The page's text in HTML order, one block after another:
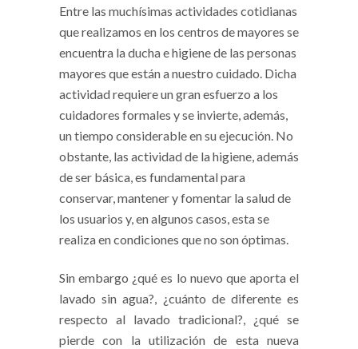
Entre las muchísimas actividades cotidianas
que realizamos en los centros de mayores se
encuentra la ducha e higiene de las personas
mayores que están a nuestro cuidado. Dicha
actividad requiere un gran esfuerzo a los
cuidadores formales y se invierte, además,
un tiempo considerable en su ejecución. No
obstante, las actividad de la higiene, además
de ser básica, es fundamental para
conservar, mantener y fomentar la salud de
los usuarios y, en algunos casos, esta se
realiza en condiciones que no son óptimas.
Sin embargo ¿qué es lo nuevo que aporta el
lavado sin agua?, ¿cuánto de diferente es
respecto al lavado tradicional?, ¿qué se
pierde con la utilización de esta nueva